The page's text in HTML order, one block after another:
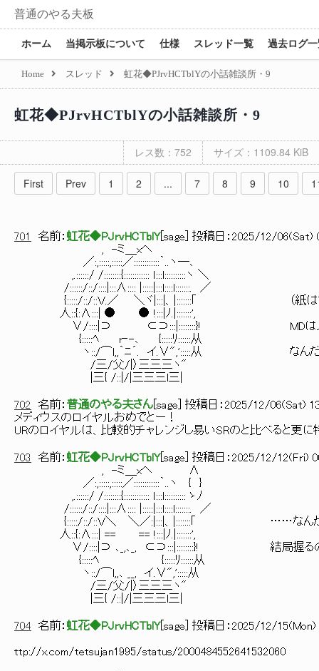
普通のやる夫板
ホーム 当掲示板について 仕様 スレッド一覧 過去ログ
Home スレッド 虹花◆PJrvHCTblYの小話雑談所・9
虹花◆PJrvHCTblYの小話雑談所・9
レス数：752 サイズ：1109.84 KiB
First Prev 1 2 ... 7 8 9 10
701 名前： 虹花◆PJrvHCTblY[ sage ] 投稿日： 2025/12/06(Sat)
, -ミ＿xヘ
／:,:::::,:::::／::::::::::::｀..ヽ―､
,.::::::/ /::::::::{:::::::::::: ｌ:::l::::::::::ヽ ＼
/::::::/::/::::|:::∧:::: |:::::|:::l::::l:::::::. ／
{:::::/::/::Ｖ.／ ＼ヾ|:::|、|:::::::｢ （紙はファイ
人::{:∧:::| ● ● !:::|ﾉ.|:::::::',
∨/::::|⊃ ⊂⊃:::|::::::::}! MDはメディウ
{:::::ﾍ r‐-､ {:::::ﾘ::::::从
ヽ::/⌒l,,｀ﾆ´. イ.∨",':::::从 なんだ紙でも早
/三/父/|〉三三三ヽ"
|三{ /::|/|三三三l三|
702 名前： 普通のやる夫さん sage ] 投稿日： 2025/12/06(Sat)
メディウスのロイヤルおめでとー！
URのロイヤルは、比較的チャレンジし易いSRのと比べると更
703 名前： 虹花◆PJrvHCTblY[ sage ] 投稿日： 2025/12/12(Fri)
, -ミ＿xヘ ∧
／:,:::::,:::::／::::::::::::｀..ヽ { }
,.::::::/ /::::::::{:::::::::::: ｌ:::l:::::::::: ゝﾉ
/::::::/::/::::|:::∧:::: |:::::|:::l::::l:::::::. ／
{:::::/::/::Ｖ＼ ＼／:|:::|、|:::::::｢ ……なんか何
人::{:∧:::| == == !:::|ﾉ.|:::::::',
∨/::::|⊃ ､_,､_, ⊂⊃:::|::::::::}! 結局握るのが
{:::::ﾍ {:::::ﾘ::::::从
ヽ::/⌒l,,､ __, イ.∨",':::::从
/三/父/|〉三三三ヽ"
|三{ /::|/|三三三l三|
704 名前： 虹花◆PJrvHCTblY[ sage ] 投稿日： 2025/12/15(Mon)
ttp://x.com/tetsujan1995/status/2000484552641532060